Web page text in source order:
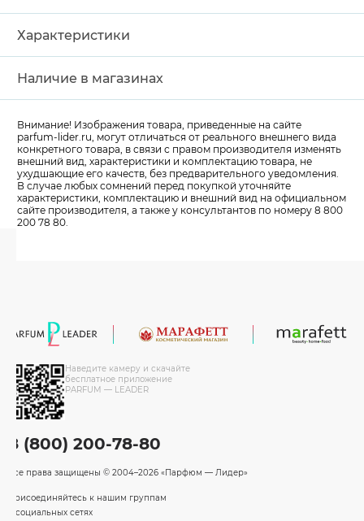
Характеристики
Наличие в магазинах
Внимание! Изображения товара, приведенные на сайте
parfum-lider.ru, могут отличаться от реального внешнего вида
конкретного товара, в связи с правом производителя изменять
внешний вид, характеристики и комплектацию товара, не
ухудшающие его качеств, без предварительного уведомления.
В случае любых сомнений перед покупкой уточняйте
характеристики, комплектацию и внешний вид на официальном
сайте производителя, а также у консультантов по номеру 8 800
200 78 80.
Наведите камеру и скачайте
бесплатное приложение
PARFUM — LEADER
8 (800) 200-78-80
Все права защищены © 2004–2026 «Парфюм — Лидер»
Присоединяйтесь к нашим группам
в социальных сетях